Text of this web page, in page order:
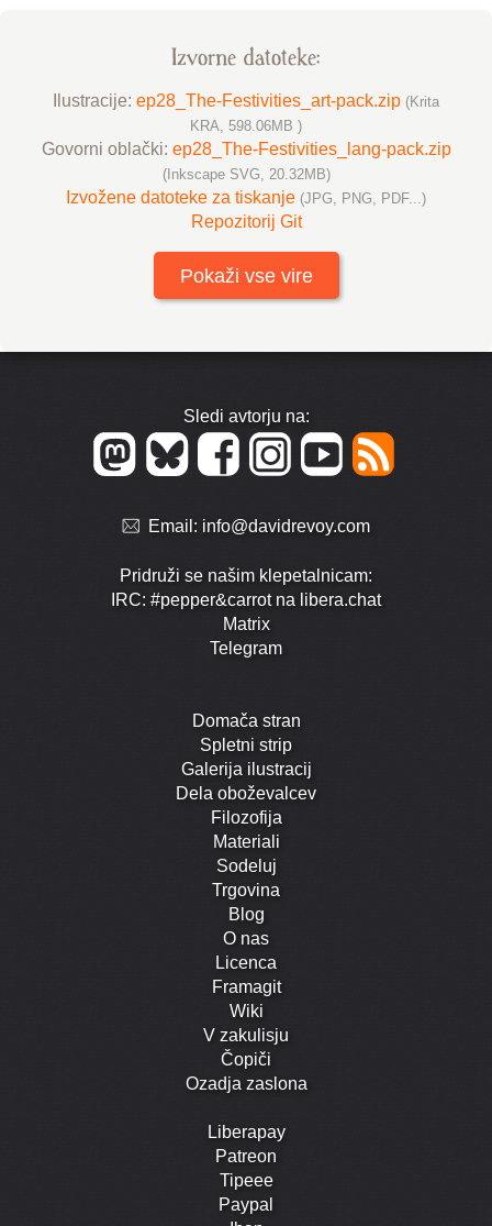
Izvorne datoteke:
Ilustracije: ep28_The-Festivities_art-pack.zip (Krita
KRA, 598.06MB )
Govorni oblački: ep28_The-Festivities_lang-pack.zip
(Inkscape SVG, 20.32MB)
Izvožene datoteke za tiskanje (JPG, PNG, PDF...)
Repozitorij Git
Pokaži vse vire
Sledi avtorju na:
Email: info@davidrevoy.com
Pridruži se našim klepetalnicam:
IRC: #pepper&carrot na libera.chat
Matrix
Telegram
Domača stran
Spletni strip
Galerija ilustracij
Dela oboževalcev
Filozofija
Materiali
Sodeluj
Trgovina
Blog
O nas
Licenca
Framagit
Wiki
V zakulisju
Čopiči
Ozadja zaslona
Liberapay
Patreon
Tipeee
Paypal